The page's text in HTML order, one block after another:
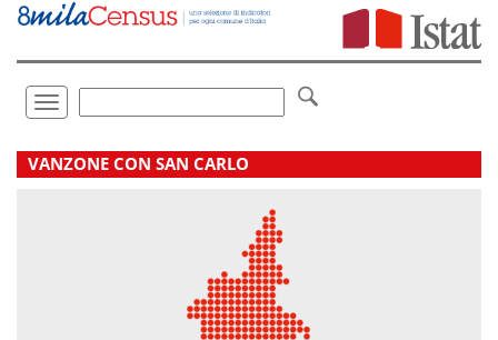
Vai
direttamente
Toggle
navigation
.
VANZONE CON SAN CARLO